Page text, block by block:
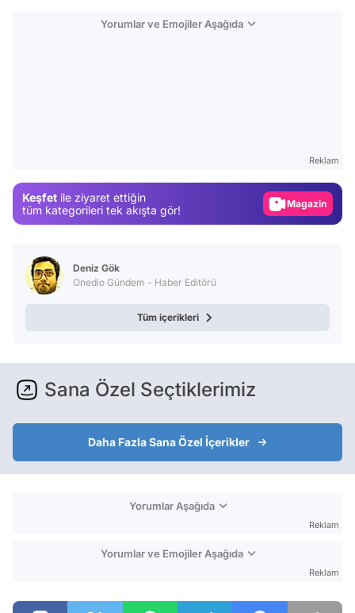
Yorumlar ve Emojiler Aşağıda
Reklam
Keşfet ile ziyaret ettiğin
tüm kategorileri tek akışta gör!
Gündem
Magazin
Video
Deniz Gök
Onedio Gündem - Haber Editörü
Tüm içerikleri
Sana Özel Seçtiklerimiz
Daha Fazla Sana Özel İçerikler
Yorumlar Aşağıda
Reklam
Yorumlar ve Emojiler Aşağıda
Reklam